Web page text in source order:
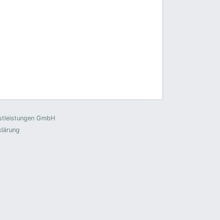
GmbH